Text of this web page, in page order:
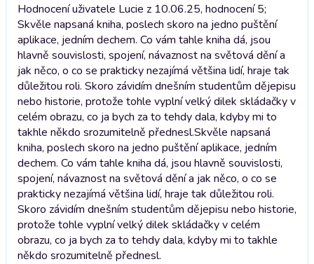
Hodnocení uživatele Lucie z 10.06.25, hodnocení 5;
Skvěle napsaná kniha, poslech skoro na jedno puštění
aplikace, jedním dechem. Co vám tahle kniha dá, jsou
hlavně souvislosti, spojení, návaznost na světová dění a
jak něco, o co se prakticky nezajímá většina lidí, hraje tak
důležitou roli. Skoro závidím dnešním studentům dějepisu
nebo historie, protože tohle vyplní velký dilek skládačky v
celém obrazu, co ja bych za to tehdy dala, kdyby mi to
takhle někdo srozumitelně přednesl.Skvěle napsaná
kniha, poslech skoro na jedno puštění aplikace, jedním
dechem. Co vám tahle kniha dá, jsou hlavně souvislosti,
spojení, návaznost na světová dění a jak něco, o co se
prakticky nezajímá většina lidí, hraje tak důležitou roli.
Skoro závidím dnešním studentům dějepisu nebo historie,
protože tohle vyplní velký dilek skládačky v celém
obrazu, co ja bych za to tehdy dala, kdyby mi to takhle
někdo srozumitelně přednesl.